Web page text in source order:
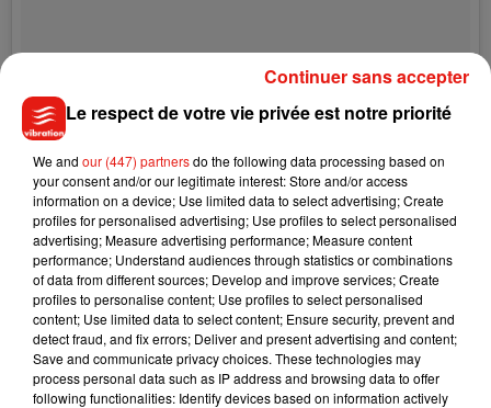
Une publication partagée par KalacaskullOficial (@kalacaskulloficial)
Le respect de votre vie privée est notre priorité
We and our (447) partnersdo the following data processing based on
your consent and/or our legitimate interest: Store and/or access
information on a device; Use limited data to select advertising; Create
profiles for personalised advertising; Use profiles to select personalised
advertising; Measure advertising performance; Measure content
performance; Understand audiences through statistics or combinations
of data from different sources; Develop and improve services; Create
profiles to personalise content; Use profiles to select personalised
content; Use limited data to select content; Ensure security, prevent and
detect fraud, and fix errors; Deliver and present advertising and content;
Save and communicate privacy choices. These technologies may
process personal data such as IP address and browsing data to offer
following functionalities: Identify devices based on information actively
Continuer sans accepter